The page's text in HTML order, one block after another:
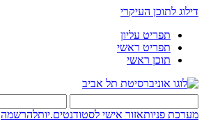
דילוג לתוכן העיקרי
תפריט עליון
תפריט ראשי
תוכן ראשי
מערכת פניותאזור אישי לסטודנטים.יותלהרשמה